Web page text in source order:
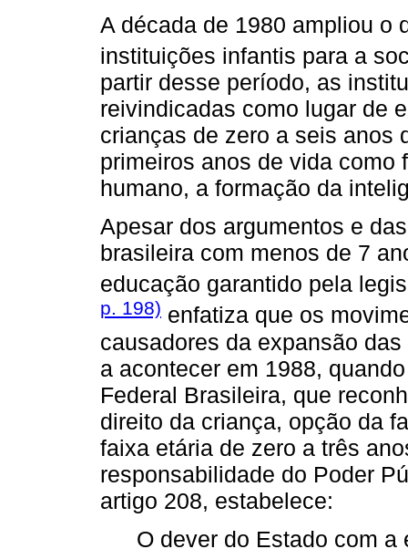
A década de 1980 ampliou o
instituições infantis para a
partir desse período, as
reivindicadas como lugar de
crianças de zero a seis anos
primeiros anos de vida como
humano, a formação da
Apesar dos argumentos e
brasileira com menos de 7
educação garantido pela
p. 198) enfatiza que os
causadores da expansão
a acontecer em 1988,
Federal Brasileira, que
direito da criança, opção da
faixa etária de zero a três
responsabilidade do Poder
artigo 208, estabelece:
O dever do Estado com